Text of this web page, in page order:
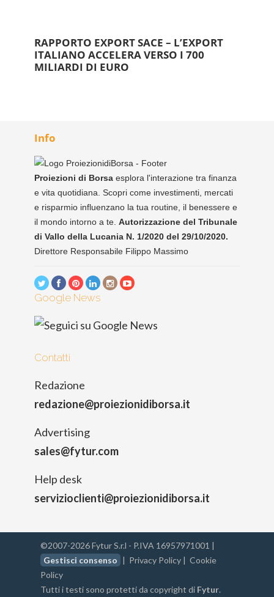
RAPPORTO EXPORT SACE – L’EXPORT
ITALIANO ACCELERA VERSO I 700
MILIARDI DI EURO
Info
Proiezioni di Borsa esplora l'interazione tra finanza
e vita quotidiana. Scopri come investimenti, mercati
e risparmio influenzano la tua routine, il benessere e
il mondo intorno a te. Autorizzazione del Tribunale
di Vallo della Lucania N. 1/2020 del 29/10/2020.
Direttore Responsabile Filippo Massimo
Google News
Contatti
Redazione
redazione@proiezionidiborsa.it
Advertising
sales@fytur.com
Help desk
servizioclienti@proiezionidiborsa.it
©2007-2026 Fytur S.r.l - P.IVA 16957971001 |
Gestisci consenso | Privacy Policy | Cookie
Policy
Tutti i testi sono protetti da copyright di Fytur.